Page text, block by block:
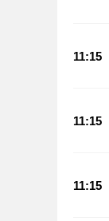
11:15
11:15
11:15